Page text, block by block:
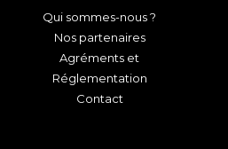
Qui sommes-nous ?
Nos partenaires
Agréments et
Réglementation
Contact